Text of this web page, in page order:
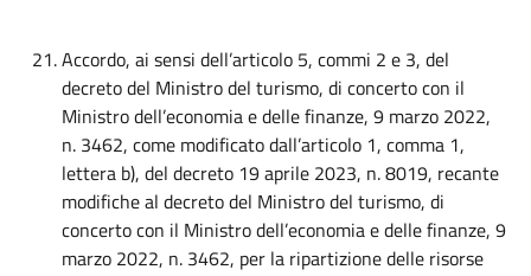
Accordo, ai sensi dell’articolo 5, commi 2 e 3, del
decreto del Ministro del turismo, di concerto con il
Ministro dell’economia e delle finanze, 9 marzo 2022,
n. 3462, come modificato dall’articolo 1, comma 1,
lettera b), del decreto 19 aprile 2023, n. 8019, recante
modifiche al decreto del Ministro del turismo, di
concerto con il Ministro dell’economia e delle finanze, 9
marzo 2022, n. 3462, per la ripartizione delle risorse